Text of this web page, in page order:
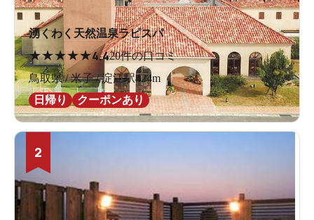
湧くわく天然温泉ラピスパ
★★★★★4.420件の口コミ
鳥取県 / 米子 / 淀江駅424m
日帰り
クーポンあり
2